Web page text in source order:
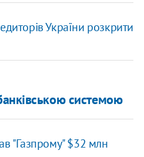
України розкрити
системою
"Газпрому" $32 млн